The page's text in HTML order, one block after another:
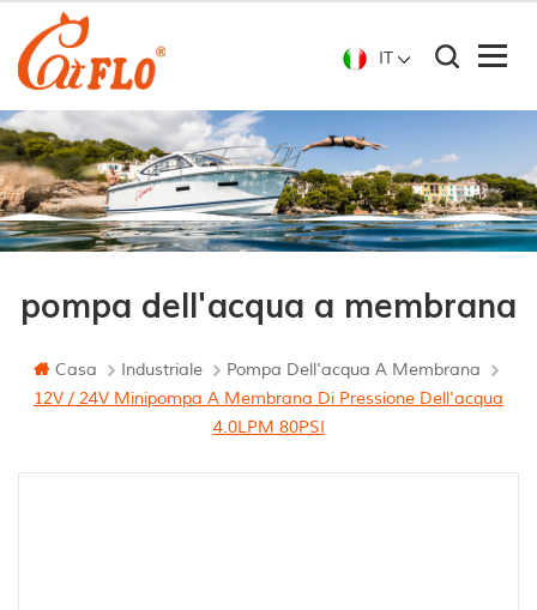
IT
pompa dell'acqua a membrana
Casa Industriale
Pompa Dell'acqua A Membrana
12V / 24V Minipompa A Membrana Di Pressione Dell'acqua
4.0LPM 80PSI